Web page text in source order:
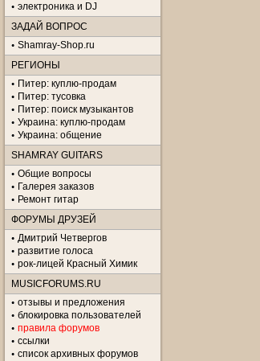
электроника и DJ
ЗАДАЙ ВОПРОС
Shamray-Shop.ru
РЕГИОНЫ
Питер: куплю-продам
Питер: тусовка
Питер: поиск музыкантов
Украина: куплю-продам
Украина: общение
SHAMRAY GUITARS
Общие вопросы
Галерея заказов
Ремонт гитар
ФОРУМЫ ДРУЗЕЙ
Дмитрий Четвергов
развитие голоса
рок-лицей Красный Химик
MUSICFORUMS.RU
отзывы и предложения
блокировка пользователей
правила форумов
ссылки
список архивных форумов